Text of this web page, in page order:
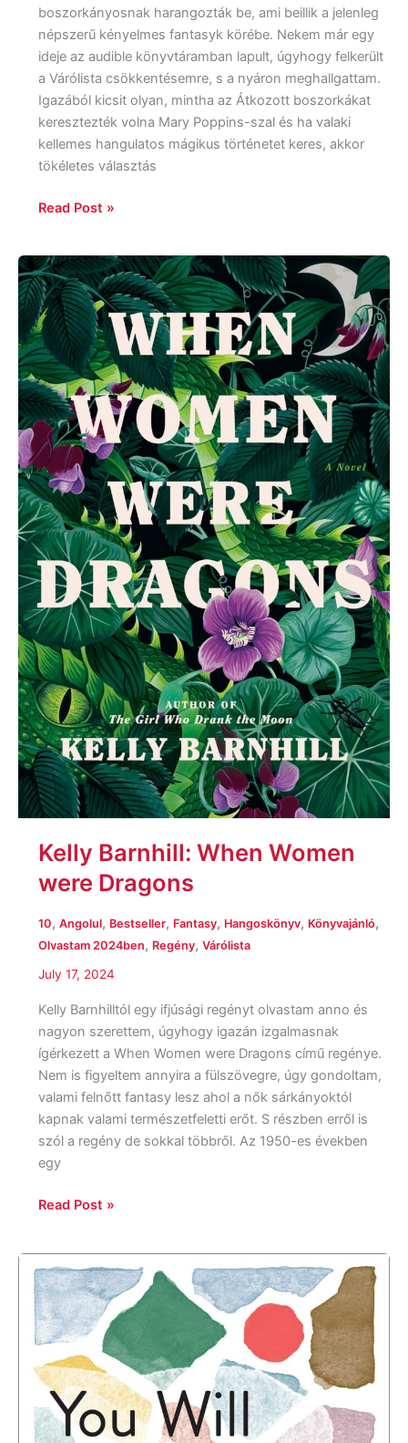
boszorkányosnak harangozták be, ami beillik a jelenleg
népszerű kényelmes fantasyk körébe. Nekem már egy
ideje az audible könyvtáramban lapult, úgyhogy felkerült
a Várólista csökkentésemre, s a nyáron meghallgattam.
Igazából kicsit olyan, mintha az Átkozott boszorkákat
keresztezték volna Mary Poppins-szal és ha valaki
kellemes hangulatos mágikus történetet keres, akkor
tökéletes választás
Read Post »
Kelly Barnhill: When Women
were Dragons
10, Angolul, Bestseller, Fantasy, Hangoskönyv, Könyvajánló,
Olvastam 2024ben, Regény, Várólista
July 17, 2024
Kelly Barnhilltól egy ifjúsági regényt olvastam anno és
nagyon szerettem, úgyhogy igazán izgalmasnak
ígérkezett a When Women were Dragons című regénye.
Nem is figyeltem annyira a fülszövegre, úgy gondoltam,
valami felnőtt fantasy lesz ahol a nők sárkányoktól
kapnak valami természetfeletti erőt. S részben erről is
szól a regény de sokkal többről. Az 1950-es években
egy
Kelly
Barnhill:
When
Women
were
Dragons
Read Post »
Moore:
You
​
Will
Find
Your
People